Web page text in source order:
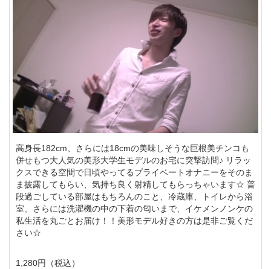
高身長182cm、さらには18cmの美味しそうな巨根美チンコも
併せもつ大人気の美形大学生モデルのお宅に突撃訪問♪ リラッ
クスできる空間で日頃やってるプライベートオナニーをそのま
ま披露してもらい、気持ち良く射精してもらっちゃいます☆ 普
段過ごしている部屋はもちろんのこと、冷蔵庫、トイレから浴
室、さらには洗濯機の中の下着の匂いまで、イケメンノンケの
私生活を丸ごとお届け！！美形モデル好きの方は是非ご覧くだ
さい☆
1,280円（税込）